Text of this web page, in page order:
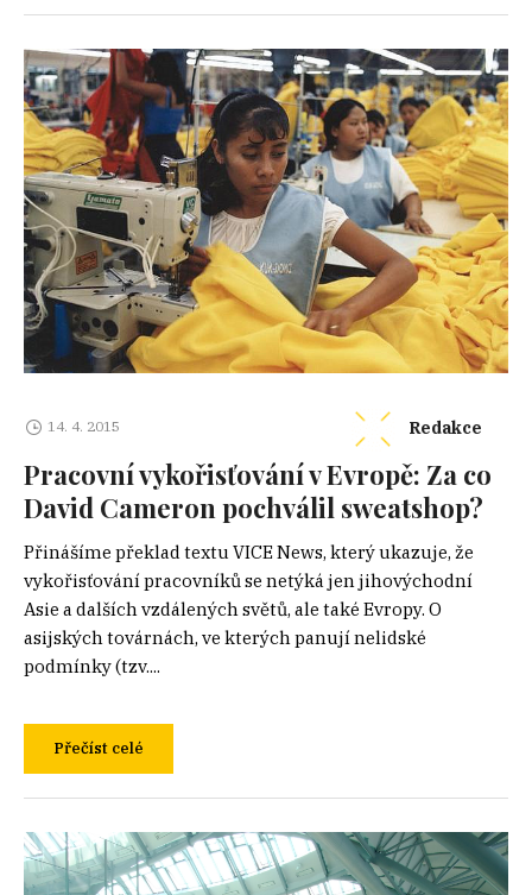
14. 4. 2015 Redakce
Pracovní vykořisťování v Evropě: Za co
David Cameron pochválil sweatshop?
Přinášíme překlad textu VICE News, který ukazuje, že
vykořisťování pracovníků se netýká jen jihovýchodní
Asie a dalších vzdálených světů, ale také Evropy. O
asijských továrnách, ve kterých panují nelidské
podmínky (tzv....
Přečíst celé